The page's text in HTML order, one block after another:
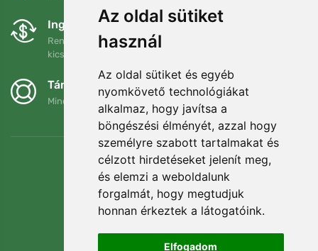
Az oldal sütiket
használ
Az oldal sütiket és egyéb
nyomkövető technológiákat
alkalmaz, hogy javítsa a
böngészési élményét, azzal hogy
személyre szabott tartalmakat és
célzott hirdetéseket jelenít meg,
és elemzi a weboldalunk
forgalmát, hogy megtudjuk
honnan érkeztek a látogatóink.
Elfogadom
Ingyenes csere és visszaküldés
Rendelését 90 napon belül bármikor visszaküldheti vagy
kicserélheti.
Támogatjuk a Trees.org-ot
Minden megrendelésért ültetünk egy fát! Bővebben